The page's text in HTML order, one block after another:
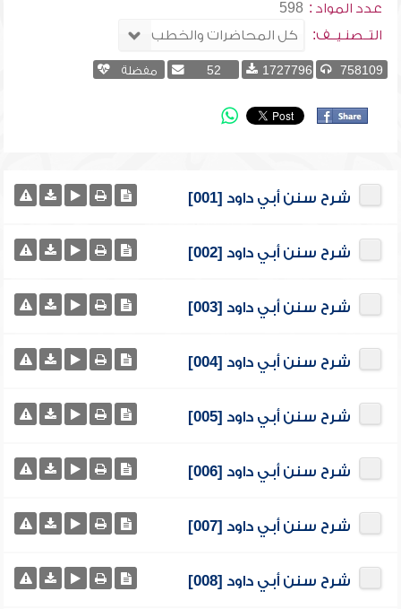
عدد المواد : 598
التــصنـيــف:
758109
1727796
52 مفضلة
شرح سنن أبي داود [001]
شرح سنن أبي داود [002]
شرح سنن أبي داود [003]
شرح سنن أبي داود [004]
شرح سنن أبي داود [005]
شرح سنن أبي داود [006]
شرح سنن أبي داود [007]
شرح سنن أبي داود [008]